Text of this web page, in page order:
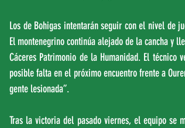
Los de Bohigas intentarán seguir con el nivel de
El montenegrino continúa alejado de la cancha y
Cáceres Patrimonio de la Humanidad. El
posible falta en el próximo encuentro frente a
gente lesionada”.
Tras la victoria del pasado viernes, el equipo se